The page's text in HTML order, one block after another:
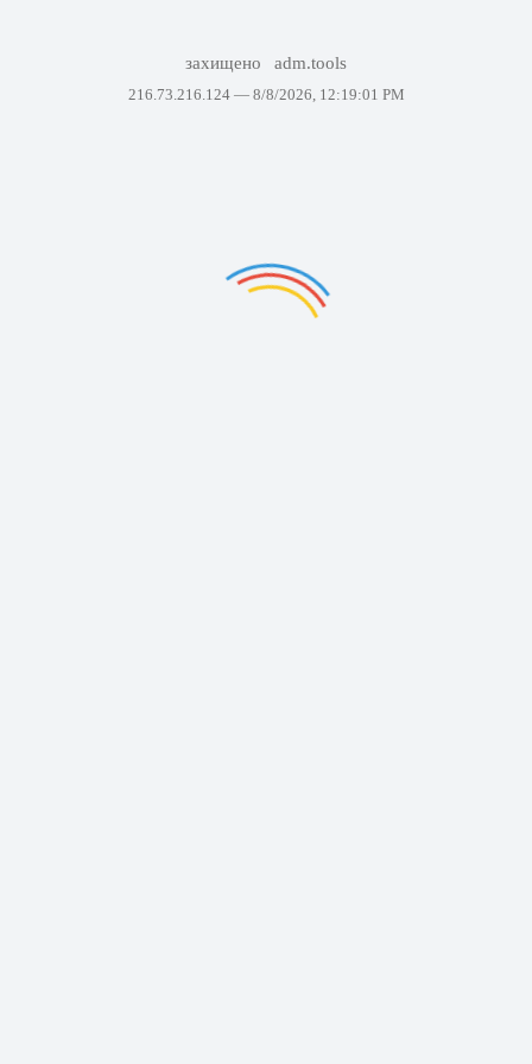
захищено adm.tools
216.73.216.124 — 8/8/2026, 12:19:01 PM